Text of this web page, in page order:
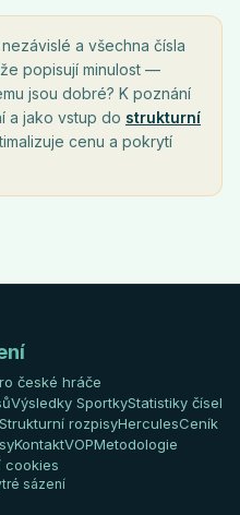
a všechna čísla
popisují minulost —
jsou dobré? K poznání
a jako vstup do strukturní
cenu a pokrytí
české hráče
Výsledky SportkyStatistiky čísel
rozpisyHerculesCeník
KontaktVOPMetodologie
cookies
sázení